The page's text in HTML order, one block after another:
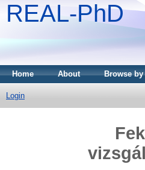
REAL-PhD
Home About Browse by
Login